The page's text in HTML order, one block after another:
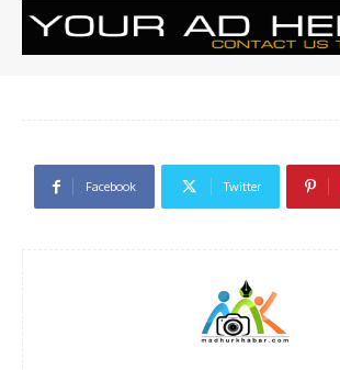
Facebook Twitter